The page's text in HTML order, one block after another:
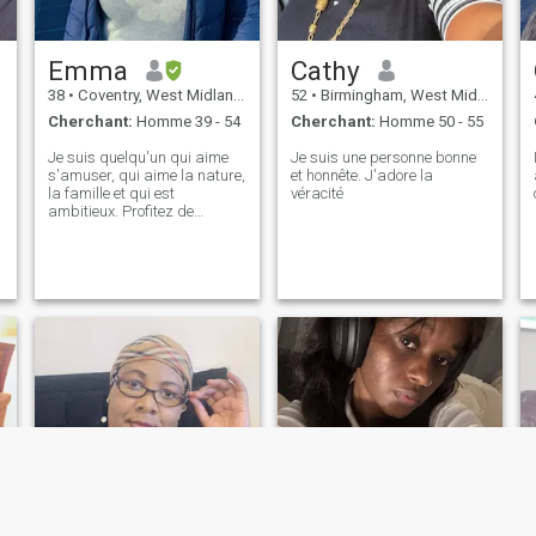
Emma
38 • Coventry, West Midlands, Royaume Uni
Cherchant: Homme 39 - 54
Je suis quelqu'un qui aime
s'amuser, qui aime la nature,
la famille et qui est
ambitieux. Profitez de
Cathy
52 • Birmingham, West Midlands, Royaume Uni
Cherchant: Homme 50 - 55
Je suis une personne bonne
et honnête. J'adore la
véracité